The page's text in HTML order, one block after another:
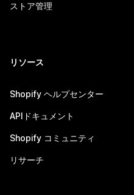
ストア管理
リソース
Shopify ヘルプセンター
APIドキュメント
Shopify コミュニティ
リサーチ